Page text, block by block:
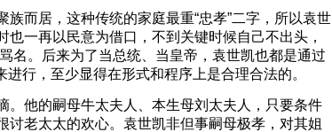
族而居，这种传统的家庭最重“忠孝”二字，所以袁世
也一再以民意为借口，不到关键时候自己不出头，
骂名。后来为了当总统、当皇帝，袁世凯也都是通过
进行，至少显得在形式和程序上是合理合法的。
。他的嗣母牛太夫人、本生母刘太夫人，只要条件
讨老太太的欢心。袁世凯非但事嗣母极孝，对其姐